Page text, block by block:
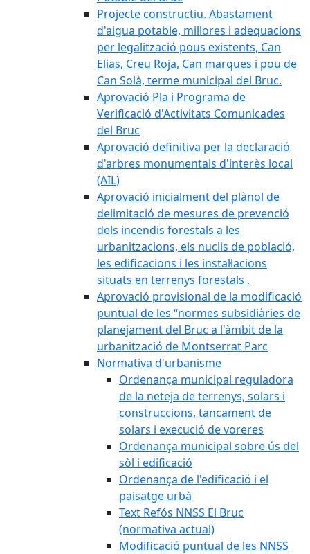
Projecte constructiu. Abastament
d'aigua potable, millores i adequacions
per legalització pous existents, Can
Elias, Creu Roja, Can marques i pou de
Can Solà, terme municipal del Bruc.
Aprovació Pla i Programa de
Verificació d'Activitats Comunicades
del Bruc
Aprovació definitiva per la declaració
d'arbres monumentals d'interès local
(AIL)
Aprovació inicialment del plànol de
delimitació de mesures de prevenció
dels incendis forestals a les
urbanitzacions, els nuclis de població,
les edificacions i les instal·lacions
situats en terrenys forestals .
Aprovació provisional de la modificació
puntual de les “normes subsidiàries de
planejament del Bruc a l'àmbit de la
urbanització de Montserrat Parc
Normativa d'urbanisme
Ordenança municipal reguladora
de la neteja de terrenys, solars i
construccions, tancament de
solars i execució de voreres
Ordenança municipal sobre ús del
sòl i edificació
Ordenança de l'edificació i el
paisatge urbà
Text Refós NNSS El Bruc
(normativa actual)
Modificació puntual de les NNSS